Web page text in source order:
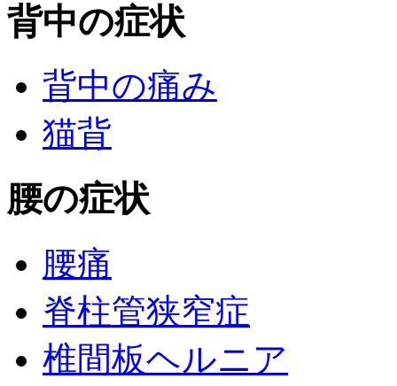
背中の症状
背中の痛み
猫背
腰の症状
腰痛
脊柱管狭窄症
椎間板ヘルニア